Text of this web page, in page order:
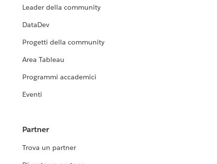
Leader della community
DataDev
Progetti della community
Area Tableau
Programmi accademici
Eventi
Partner
Trova un partner